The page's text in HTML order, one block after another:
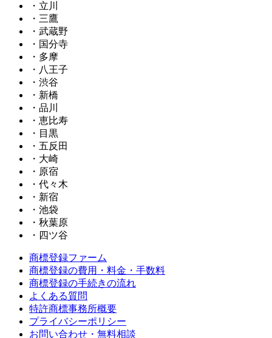
・立川
・三鷹
・武蔵野
・国分寺
・多摩
・八王子
・渋谷
・新橋
・品川
・恵比寿
・目黒
・五反田
・大崎
・原宿
・代々木
・新宿
・池袋
・秋葉原
・四ツ谷
商標登録ファーム
商標登録の費用・料金・手数料
商標登録の手続きの流れ
よくある質問
特許商標事務所概要
プライバシーポリシー
お問い合わせ・無料相談